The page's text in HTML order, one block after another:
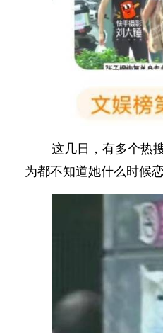
这几日，有多个热
为都不知道她什么时候